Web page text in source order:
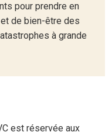
pour prendre en
de bien-être des
à grande
est réservée aux